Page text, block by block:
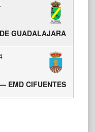
GUADALAJARA
EMD CIFUENTES